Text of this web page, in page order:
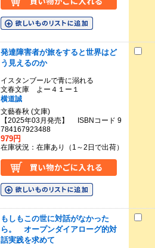
発達障害者が旅をすると世界はど
う見えるのか
イスタンブールで青に溺れる
文春文庫 よー４１ー１
横道誠
文藝春秋 (文庫)
【2025年03月発売】 ISBNコード 9
784167923488
979円
在庫状況：在庫あり（1～2日で出荷）
もしもこの世に対話がなかった
ら。 オープンダイアローグ的対
話実践を求めて